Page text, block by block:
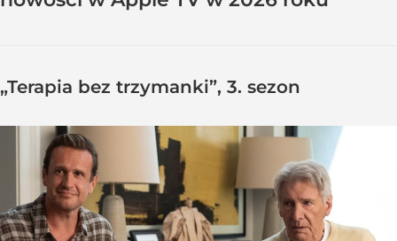
„Terapia bez trzymanki”, 3. sezon